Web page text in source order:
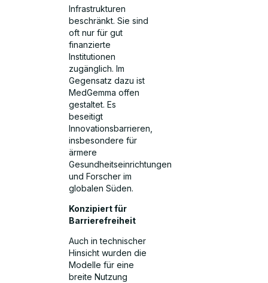
Infrastrukturen
beschränkt. Sie sind
oft nur für gut
finanzierte
Institutionen
zugänglich. Im
Gegensatz dazu ist
MedGemma offen
gestaltet. Es
beseitigt
Innovationsbarrieren,
insbesondere für
ärmere
Gesundheitseinrichtungen
und Forscher im
globalen Süden.
Konzipiert für
Barrierefreiheit
Auch in technischer
Hinsicht wurden die
Modelle für eine
breite Nutzung